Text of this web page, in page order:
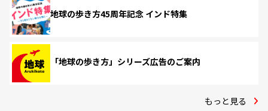
地球の歩き方45周年記念 インド特集
「地球の歩き方」シリーズ広告のご案内
もっと見る